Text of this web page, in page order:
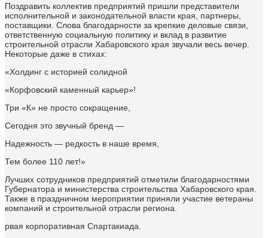
Поздравить коллектив предприятий пришли представители
исполнительной и законодательной власти края, партнеры,
поставщики. Слова благодарности за крепкие деловые связи,
ответственную социальную политику и вклад в развитие
строительной отрасли Хабаровского края звучали весь вечер.
Некоторые даже в стихах:
«Холдинг с историей солидной
«Корфовский каменный карьер»!
Три «К» не просто сокращение,
Сегодня это звучный бренд —
Надежность — редкость в наше время,
Тем более 110 лет!»
Лучших сотрудников предприятий отметили благодарностями
Губернатора и министерства строительства Хабаровского края.
Также в праздничном мероприятии приняли участие ветераны
компаний и строительной отрасли региона.
рвая корпоративная Спартакиада.